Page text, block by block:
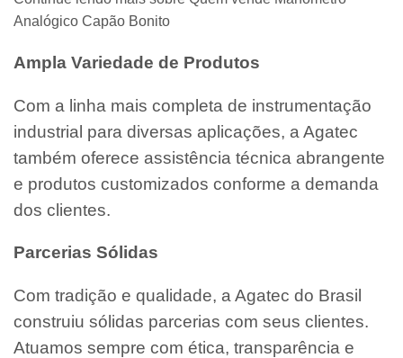
Analógico Capão Bonito
Ampla Variedade de Produtos
Com a linha mais completa de instrumentação
industrial para diversas aplicações, a Agatec
também oferece assistência técnica abrangente
e produtos customizados conforme a demanda
dos clientes.
Parcerias Sólidas
Com tradição e qualidade, a Agatec do Brasil
construiu sólidas parcerias com seus clientes.
Atuamos sempre com ética, transparência e